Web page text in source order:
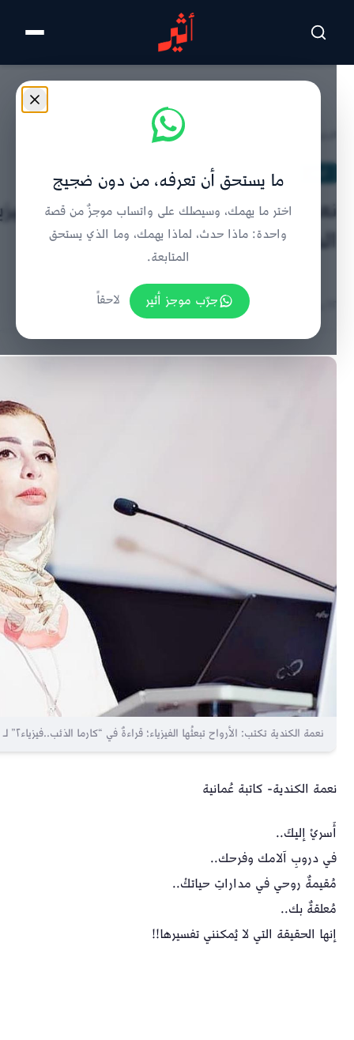
تخطى للمحتوى الرئيسي
نعمة الكندية تكتب: الأرواح تبعثُها
الذئب..فيزياء٢” لـ د. بدرية الشحي
نعمة الكندية تكتب: الأرواح تبعثُها الفيزياء؛ قراءةٌ في “كارما الذئب..فيزياء٢” لـ د. بدرية الشحي
نعمة الكندية- كاتبة عُمانية
أَسريْ إليكَ..
في دروبِ آلامك وفرحك..
مُقيمةٌ روحي في مداراتِ حياتكْ..
مُعلقةٌ بك..
إنها الحقيقة التي لا يُمكنني تفسيرها!!
ما يستحق أن تعرفه، من دون ضجيج
اختر ما يهمك، وسيصلك على واتساب موجزٌ من قصة
واحدة: ماذا حدث، لماذا يهمك، وما الذي يستحق
المتابعة.
جرّب موجز أثير
لاحقاً